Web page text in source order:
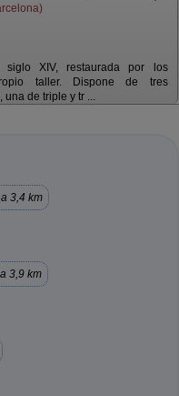
XIV, restaurada por los
taller. Dispone de tres
una de triple y tr ...
a 3,4 km
a 3,9 km